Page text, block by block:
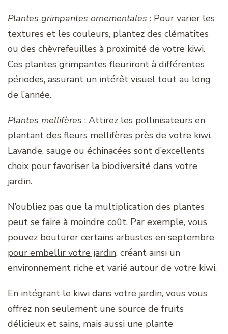
Plantes grimpantes ornementales : Pour varier les
textures et les couleurs, plantez des clématites
ou des chèvrefeuilles à proximité de votre kiwi.
Ces plantes grimpantes fleuriront à différentes
périodes, assurant un intérêt visuel tout au long
de l’année.
Plantes mellifères : Attirez les pollinisateurs en
plantant des fleurs mellifères près de votre kiwi.
Lavande, sauge ou échinacées sont d’excellents
choix pour favoriser la biodiversité dans votre
jardin.
N’oubliez pas que la multiplication des plantes
peut se faire à moindre coût. Par exemple, vous
pouvez bouturer certains arbustes en septembre
pour embellir votre jardin, créant ainsi un
environnement riche et varié autour de votre kiwi.
En intégrant le kiwi dans votre jardin, vous vous
offrez non seulement une source de fruits
délicieux et sains, mais aussi une plante